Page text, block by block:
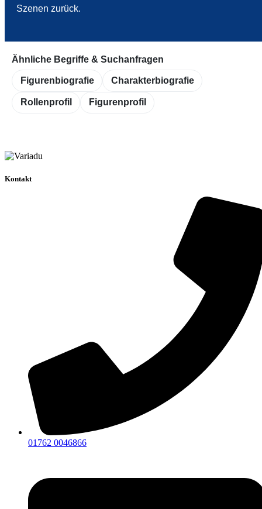
Szenen zurück.
Ähnliche Begriffe & Suchanfragen
Figurenbiografie Charakterbiografie
Rollenprofil Figurenprofil
Kontakt
01762 0046866